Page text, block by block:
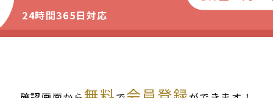
24時間365日対応